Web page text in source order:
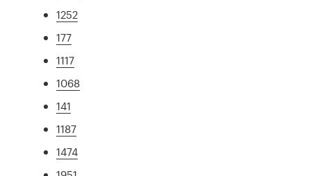
1252
177
1117
1068
141
1187
1474